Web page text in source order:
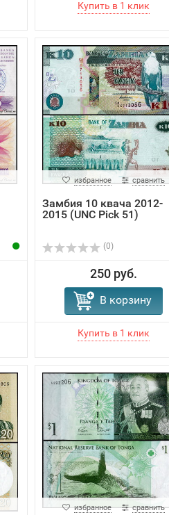
избранное сравнить
Замбия 10 квача 2012-
2015 (UNC Pick 51)
(0)
250 руб.
В корзину
избранное сравнить